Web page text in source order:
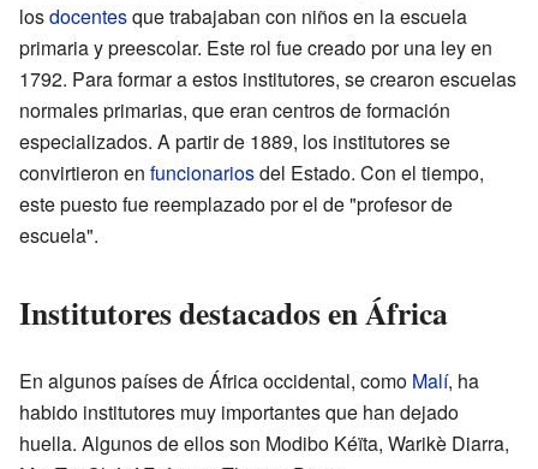
losdocentesque trabajaban con niños en la escuela
primaria y preescolar. Este rol fue creado por una ley en
1792. Para formar a estos institutores, se crearon escuelas
normales primarias, que eran centros de formación
especializados. A partir de 1889, los institutores se
convirtieron en funcionariosdel Estado. Con el tiempo,
este puesto fue reemplazado por el de "profesor de
escuela".
Institutores destacados en África
En algunos países de África occidental, como Malí, ha
habido institutores muy importantes que han dejado
huella. Algunos de ellos son Modibo Kéïta, Warikè Diarra,